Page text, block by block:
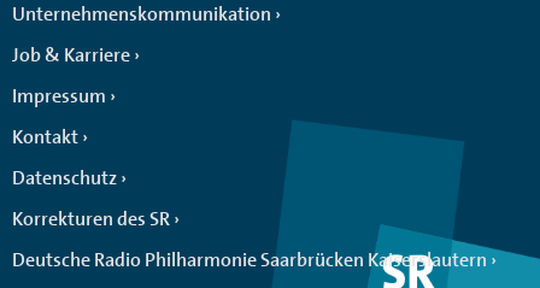
Unternehmenskommunikation
Job & Karriere
Impressum
Kontakt
Datenschutz
Korrekturen des SR
Deutsche Radio Philharmonie Saarbrücken Kaiserslautern